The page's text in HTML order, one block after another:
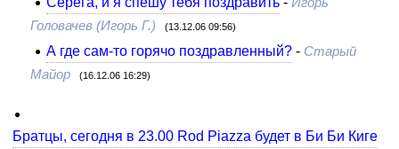
Головачев (Игорь Г.)
(13.12.06 09:56)
А где сам-то горячо поздравленный? - Старый
Майор
(16.12.06 16:29)
Братцы, сегодня в 23.00 Rod Piazza будет в Би Би Киге